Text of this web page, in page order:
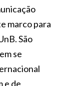
marco para
São
se
e de